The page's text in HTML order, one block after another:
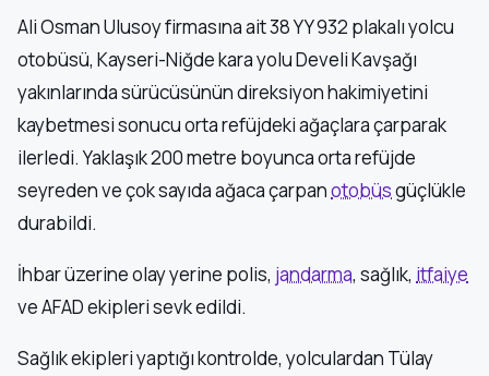
Ali Osman Ulusoy firmasına ait 38 YY 932 plakalı yolcu
otobüsü, Kayseri-Niğde kara yolu Develi Kavşağı
yakınlarında sürücüsünün direksiyon hakimiyetini
kaybetmesi sonucu orta refüjdeki ağaçlara çarparak
ilerledi. Yaklaşık 200 metre boyunca orta refüjde
seyreden ve çok sayıda ağaca çarpanotobüsgüçlükle
durabildi.
İhbar üzerine olay yerine polis, jandarma, sağlık, itfaiye
ve AFAD ekipleri sevk edildi.
Sağlık ekipleri yaptığı kontrolde, yolculardan Tülay